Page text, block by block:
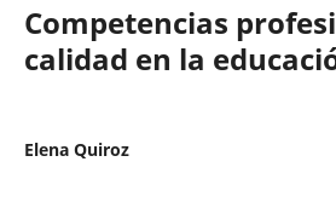
Competencias
calidad en la
Elena Quiroz